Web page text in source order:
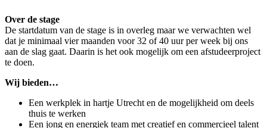
Over de stage
De startdatum van de stage is in overleg maar we verwachten wel
dat je minimaal vier maanden voor 32 of 40 uur per week bij ons
aan de slag gaat. Daarin is het ook mogelijk om een afstudeerproject
te doen.
Wij bieden…
Een werkplek in hartje Utrecht en de mogelijkheid om deels
thuis te werken
Een jong en energiek team met creatief en commercieel talent